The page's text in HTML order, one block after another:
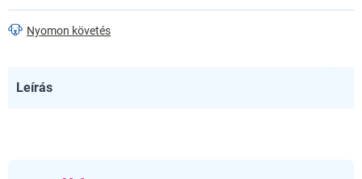
Nyomon követés
Leírás